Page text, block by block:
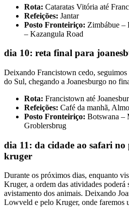
Rota: Cataratas Vitória até
Refeições: Jantar
Posto Fronteiriço: Zimbábue –
– Kazangula Road
dia 10: reta final para
Deixando Francistown cedo,
do Sul, chegando a Joanesburgo no
Rota: Francistown até
Refeições: Café da manhã,
Posto Fronteiriço: Botswana –
Groblersbrug
dia 11: da cidade ao safari
kruger
Durante os próximos dias, enquanto
Kruger, a ordem das atividades poderá
avistamento dos animais. Deixando
Lowveld e pelo Kruger, onde faremos